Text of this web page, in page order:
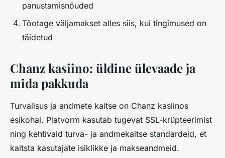
panustamisnõuded
Tõotage väljamakset alles siis, kui tingimused on
täidetud
Chanz kasiino: üldine ülevaade ja
mida pakkuda
Turvalisus ja andmete kaitse on Chanz kasiinos
esikohal. Platvorm kasutab tugevat SSL-krüpteerimist
ning kehtivaid turva- ja andmekaitse standardeid, et
kaitsta kasutajate isiklikke ja makseandmeid.